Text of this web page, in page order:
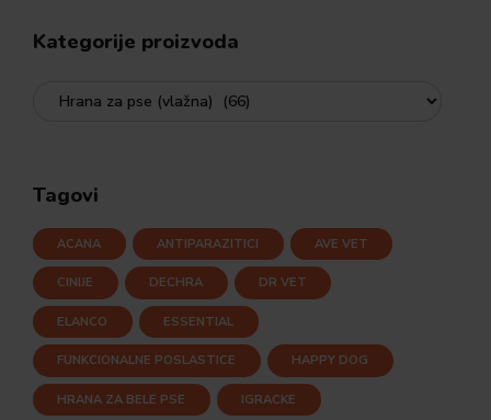
Kategorije proizvoda
Tagovi
ACANA ANTIPARAZITICI AVE VET
CINIJE DECHRA DR VET
ELANCO ESSENTIAL
FUNKCIONALNE POSLASTICE HAPPY DOG
HRANA ZA BELE PSE IGRACKE